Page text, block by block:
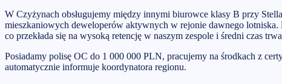
W Czyżynach obsługujemy między innymi biurowce klasy B przy
mieszkaniowych deweloperów aktywnych w rejonie dawnego
co przekłada się na wysoką retencję w naszym zespole i średni czas
Posiadamy polisę OC do 1 000 000 PLN, pracujemy na środkach z
automatycznie informuje koordynatora regionu.